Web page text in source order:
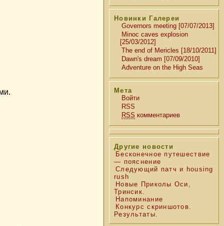
Новинки Галереи
Governors meeting [07/07/2013]
Minoc caves explosion
[25/03/2012]
The end of Mericles [18/10/2011]
Dawn's dream [07/09/2010]
Adventure on the High Seas
Мета
Войти
RSS
RSS комментариев
Другие новости
Бесконечное путешествие
— пояснение
Следующий патч и housing
rush
Новые Приколы Оси,
Тринсик.
Напоминание
Конкурс скриншотов.
Результаты.